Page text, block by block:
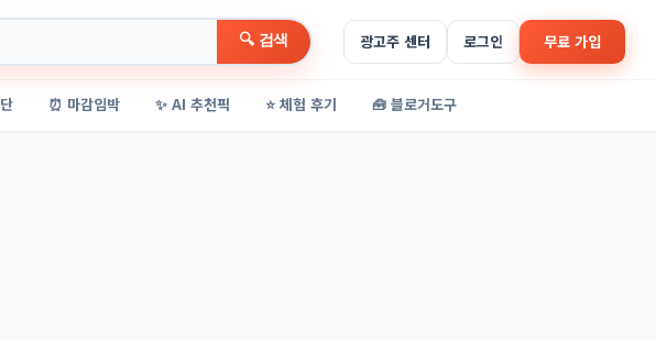
🔍 검색 광고주 센터 로그인 무료 가입
⏰ 마감임박 ✨ AI 추천픽 ⭐ 체험 후기 🧰 블로거도구